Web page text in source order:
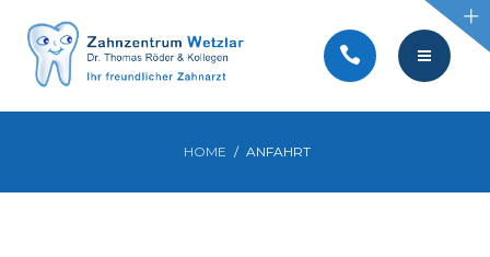
BEHANDLUNGEN
SERVICE
PRAXIS
HOME ANFAHRT